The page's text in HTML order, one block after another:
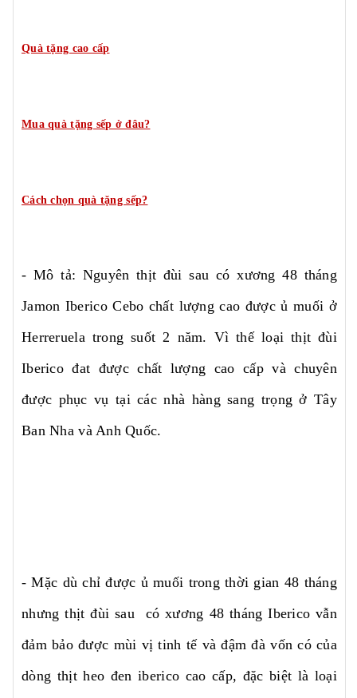
Quà tặng cao cấp
Mua quà tặng sếp ở đâu?
Cách chọn quà tặng sếp?
- Mô tả: Nguyên thịt đùi sau có xương 48 tháng
Jamon Iberico Cebo chất lượng cao được ủ muối ở
Herreruela trong suốt 2 năm. Vì thế loại thịt đùi
Iberico đat được chất lượng cao cấp và chuyên
được phục vụ tại các nhà hàng sang trọng ở Tây
Ban Nha và Anh Quốc.
- Mặc dù chỉ được ủ muối trong thời gian 48 tháng
nhưng thịt đùi sau có xương 48 tháng Iberico vẫn
đảm bảo được mùi vị tinh tế và đậm đà vốn có của
dòng thịt heo đen iberico cao cấp, đặc biệt là loại